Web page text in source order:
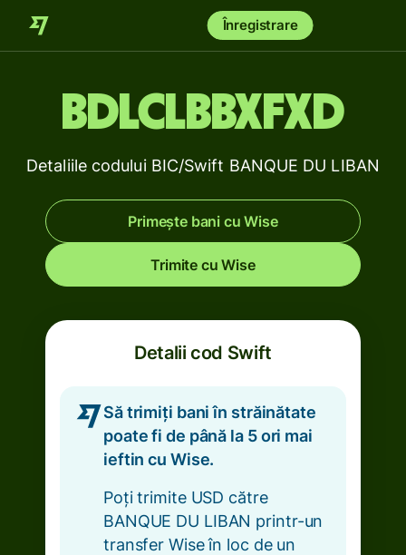
Înregistrare
BDLCLBBXFXD
Detaliile codului BIC/Swift BANQUE DU LIBAN
Primește bani cu Wise
Trimite cu Wise
Detalii cod Swift
Să trimiți bani în străinătate
poate fi de până la 5 ori mai
ieftin cu Wise.
Poți trimite USD către
BANQUE DU LIBAN printr-un
transfer Wise în loc de un